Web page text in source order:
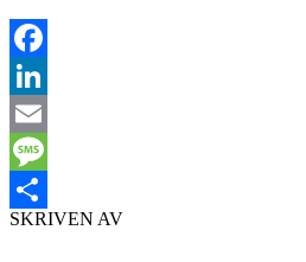
Facebook
LinkedIn
Email
Message
Dela
SKRIVEN AV